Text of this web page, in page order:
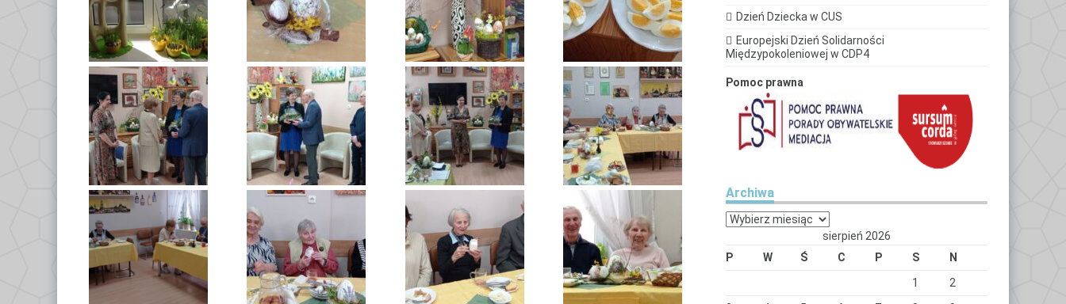
Dom Senior+
Kluby Seniora
Klub Senior+
Klub Seniora Wieniawa i
Głusk
Klub Seniora Nad
Bystrzycą
Dzień Dziecka w CUS
Europejski Dzień Solidarności
Międzypokoleniowej w CDP4
Pomoc prawna
Archiwa
Archiwa
sierpień 2026
P
W Ś C P S
N
1
2